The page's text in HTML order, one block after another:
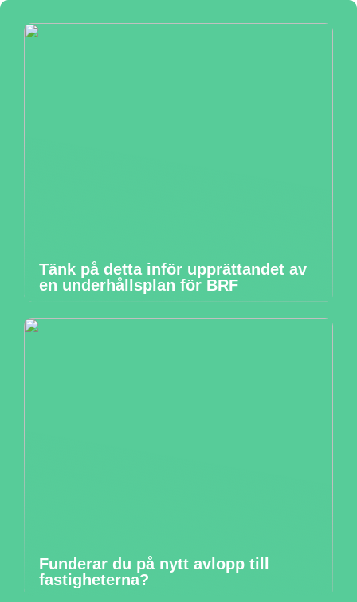
Tänk på detta inför upprättandet av
en underhållsplan för BRF
Funderar du på nytt avlopp till
fastigheterna?